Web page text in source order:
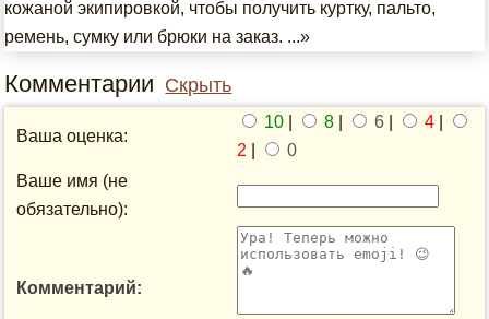
кожаной экипировкой, чтобы получить куртку, пальто,
ремень, сумку или брюки на заказ. ...»
Комментарии Скрыть
Ваша оценка:
10 8 6 4
2
0
Ваше имя (не
обязательно):
Комментарий: